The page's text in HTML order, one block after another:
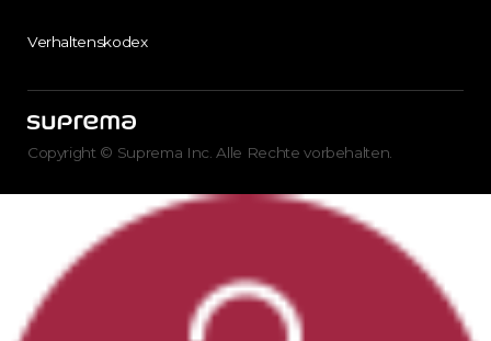
Verhaltenskodex
Copyright © Suprema Inc. Alle Rechte vorbehalten.